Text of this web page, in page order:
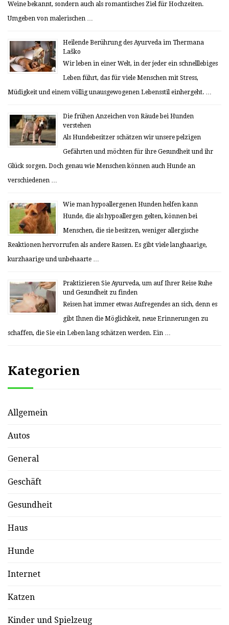
Weine bekannt, sondern auch als romantisches Ziel für Hochzeiten.
Umgeben von malerischen …
Heilende Berührung des Ayurveda im Thermana
Laško
Wir leben in einer Welt, in der jeder ein schnelllebiges
Leben führt, das für viele Menschen mit Stress,
Müdigkeit und einem völlig unausgewogenen Lebensstil einhergeht. …
Die frühen Anzeichen von Räude bei Hunden
verstehen
Als Hundebesitzer schätzen wir unsere pelzigen
Gefährten und möchten für ihre Gesundheit und ihr
Glück sorgen. Doch genau wie Menschen können auch Hunde an
verschiedenen …
Wie man hypoallergenen Hunden helfen kann
Hunde, die als hypoallergen gelten, können bei
Menschen, die sie besitzen, weniger allergische
Reaktionen hervorrufen als andere Rassen. Es gibt viele langhaarige,
kurzhaarige und unbehaarte …
Praktizieren Sie Ayurveda, um auf Ihrer Reise Ruhe
und Gesundheit zu finden
Reisen hat immer etwas Aufregendes an sich, denn es
gibt Ihnen die Möglichkeit, neue Erinnerungen zu
schaffen, die Sie ein Leben lang schätzen werden. Ein …
Kategorien
Allgemein
Autos
General
Geschäft
Gesundheit
Haus
Hunde
Internet
Katzen
Kinder und Spielzeug